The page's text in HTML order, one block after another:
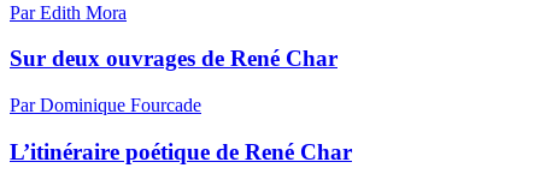
Par Edith Mora
Sur deux ouvrages de René Char
Par Dominique Fourcade
L’itinéraire poétique de René Char